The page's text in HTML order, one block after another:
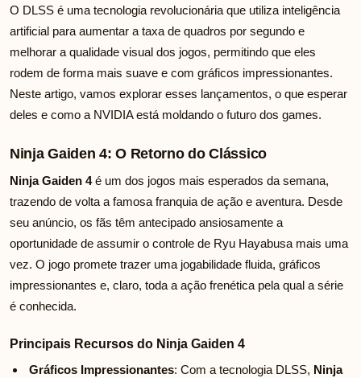
O DLSS é uma tecnologia revolucionária que utiliza inteligência
artificial para aumentar a taxa de quadros por segundo e
melhorar a qualidade visual dos jogos, permitindo que eles
rodem de forma mais suave e com gráficos impressionantes.
Neste artigo, vamos explorar esses lançamentos, o que esperar
deles e como a NVIDIA está moldando o futuro dos games.
Ninja Gaiden 4: O Retorno do Clássico
Ninja Gaiden 4é um dos jogos mais esperados da semana,
trazendo de volta a famosa franquia de ação e aventura. Desde
seu anúncio, os fãs têm antecipado ansiosamente a
oportunidade de assumir o controle de Ryu Hayabusa mais uma
vez. O jogo promete trazer uma jogabilidade fluida, gráficos
impressionantes e, claro, toda a ação frenética pela qual a série
é conhecida.
Principais Recursos do Ninja Gaiden 4
Gráficos Impressionantes: Com a tecnologia DLSS, Ninja